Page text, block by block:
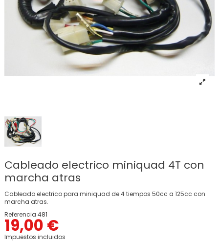
Cableado electrico miniquad 4T con
marcha atras
Cableado electrico para miniquad de 4 tiempos 50cc a 125cc con
marcha atras.
Referencia 481
19,00 €
Impuestos incluidos